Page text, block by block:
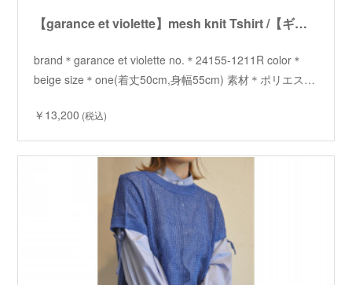
【garance et violette】mesh knit Tshirt /【ギャランスエトヴィオレット】メッシュニットTシャツ
brand＊garance et violette no.＊24155-1211R color＊
beige size＊one(着丈50cm,身幅55cm) 素材＊ポリエス…
￥13,200 (税込)